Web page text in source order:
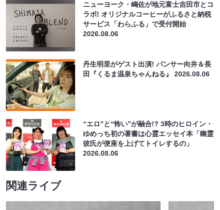
ニューヨーク・嶋佐が地元富士吉田市とコ
ラボ! オリジナルコーヒーがふるさと納税
サービス「わらふる」で受付開始
2026.08.06
丹生明里がゲスト出演! パンサー向井＆長
田『くるま温泉ちゃんねる』2026.08.06
“エロ”と“怖い”が融合!? 3時のヒロイン・
ゆめっち初の著書は心霊エッセイ本「幽霊
彼氏が便座を上げてトイレするの」
2026.08.06
関連ライブ